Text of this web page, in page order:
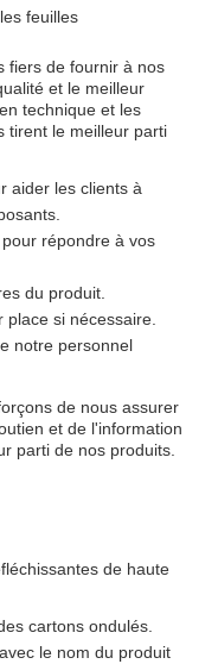
feuilles
fiers de fournir à nos
et le meilleur
technique et les
tirent le meilleur parti
aider les clients à
répondre à vos
du produit.
place si nécessaire.
notre personnel
de nous assurer
et de l'information
parti de nos produits.
de haute
cartons ondulés.
le nom du produit